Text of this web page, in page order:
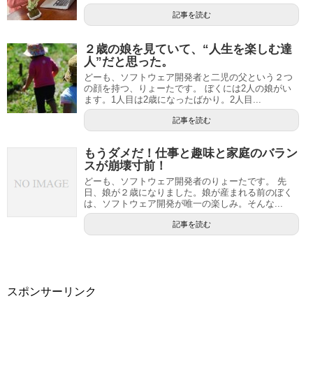
記事を読む
２歳の娘を見ていて、“人生を楽しむ達
人”だと思った。
どーも、ソフトウェア開発者と二児の父という２つ
の顔を持つ、りょーたです。 ぼくには2人の娘がい
ます。1人目は2歳になったばかり。2人目...
記事を読む
もうダメだ！仕事と趣味と家庭のバラン
スが崩壊寸前！
どーも、ソフトウェア開発者のりょーたです。 先
日、娘が２歳になりました。娘が産まれる前のぼく
は、ソフトウェア開発が唯一の楽しみ。そんな...
記事を読む
スポンサーリンク